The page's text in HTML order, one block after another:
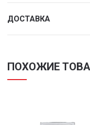
ДОСТАВКА
ПОХОЖИЕ